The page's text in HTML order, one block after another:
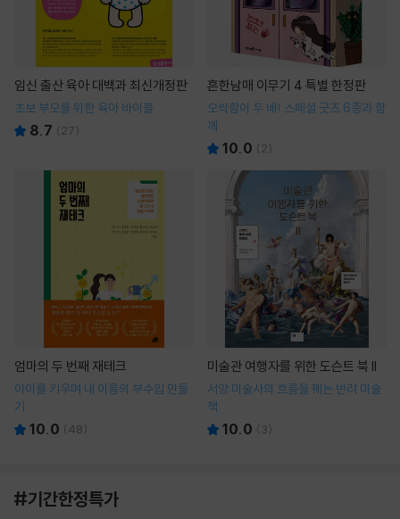
임신 출산 육아 대백과 최신개정판
초보 부모를 위한 육아 바이블
8.7 ( 27)
흔한남매 이무기 4 특별 한정판
오싹함이 두 배! 스페셜 굿즈 6종과 함
께
10.0 ( 2)
엄마의 두 번째 재테크
아이를 키우며 내 이름의 부수입 만들
기
10.0 (48)
미술관 여행자를 위한 도슨트 북 II
서양 미술사의 흐름을 꿰는 반려 미술
책
10.0 ( 3)
#기간한정특가